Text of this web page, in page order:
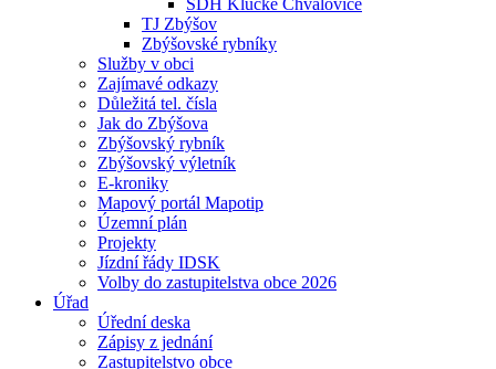
SDH Klucké Chválovice
TJ Zbýšov
Zbýšovské rybníky
Služby v obci
Zajímavé odkazy
Důležitá tel. čísla
Jak do Zbýšova
Zbýšovský rybník
Zbýšovský výletník
E-kroniky
Mapový portál Mapotip
Územní plán
Projekty
Jízdní řády IDSK
Volby do zastupitelstva obce 2026
Úřad
Úřední deska
Zápisy z jednání
Zastupitelstvo obce